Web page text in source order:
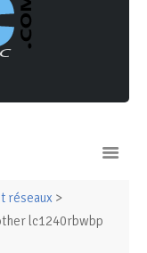
réseaux >
lc1240rbwbp